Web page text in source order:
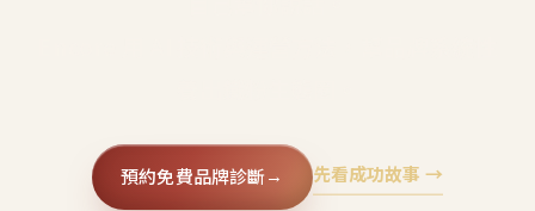
預約免費品牌診斷→ 先看成功故事 →